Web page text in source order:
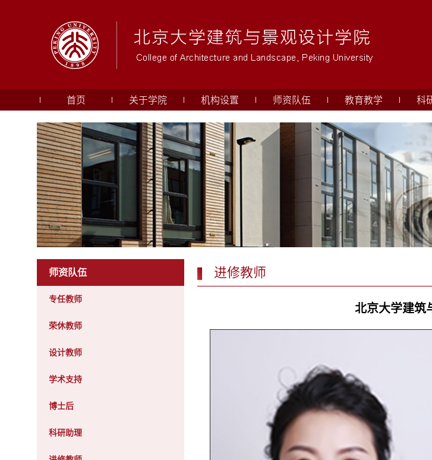
首页 关于学院 机构设置 师资队伍 教育教学 科
师资队伍
专任教师
荣休教师
设计教师
学术支持
博士后
科研助理
进修教师
北京大学建